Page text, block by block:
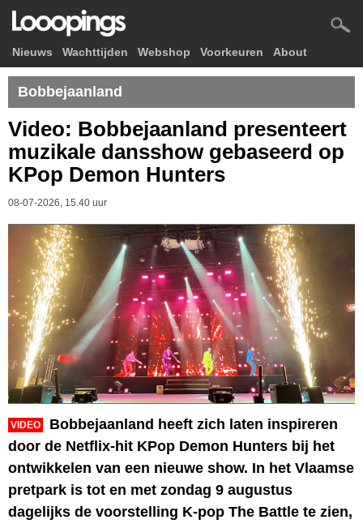
Nieuws Wachttijden Webshop Voorkeuren About
Bobbejaanland
Video: Bobbejaanland presenteert
muzikale dansshow gebaseerd op
KPop Demon Hunters
08-07-2026, 15.40 uur
VIDEO
Bobbejaanland heeft zich laten inspireren
door de Netflix-hit KPop Demon Hunters bij het
ontwikkelen van een nieuwe show. In het Vlaamse
pretpark is tot en met zondag 9 augustus
dagelijks de voorstelling K-pop The Battle te zien,